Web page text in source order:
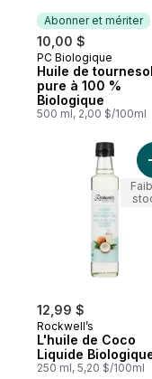
Abonner et mériter
10,00 $
Abonner et
PC Biologique
Huile de tournesol
pure à 100 %
Biologique
500 ml, 2,00 $/100ml
12,99 $
Rockwell’s
L'huile de Coco
Liquide
250 ml, 5,20 $/100ml